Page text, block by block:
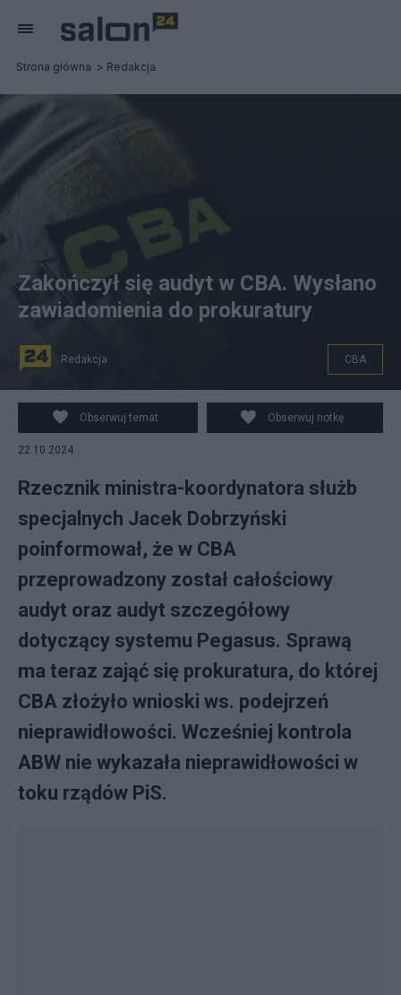
Strona główna Redakcja
Zakończył się audyt w CBA. Fot. CBA
Zakończył się audyt w CBA. Wysłano
zawiadomienia do prokuratury
Redakcja CBA
Obserwuj temat Obserwuj notkę
22.10.2024
Rzecznik ministra-koordynatora służb
specjalnych Jacek Dobrzyński
poinformował, że w CBA
przeprowadzony został całościowy
audyt oraz audyt szczegółowy
dotyczący systemu Pegasus. Sprawą
ma teraz zająć się prokuratura, do której
CBA złożyło wnioski ws. podejrzeń
nieprawidłowości. Wcześniej kontrola
ABW nie wykazała nieprawidłowości w
toku rządów PiS.